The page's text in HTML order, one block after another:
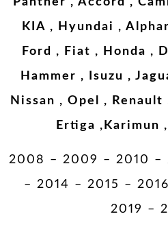
KIA , Hyundai ,
Ford , Fiat , Honda ,
Hammer , Isuzu ,
Nissan , Opel ,
Ertiga ,Karimun
2008 – 2009 – 2010 –
– 2014 – 2015 –
2019 –